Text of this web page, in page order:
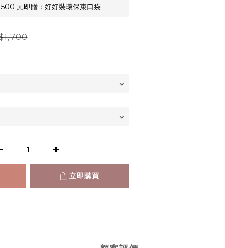
元即贈：好好裝環保束口袋
立即購買